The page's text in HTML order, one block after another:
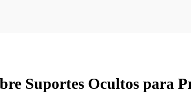
Suportes Ocultos para